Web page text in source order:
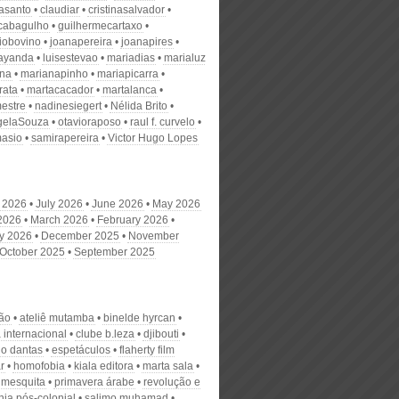
claudiar
cristinasalvador
guilhermecartaxo
joanapereira
joanapires
luisestevao mariadias
marialuz
marianapinho
mariapicarra
martacacador
martalanca
nadinesiegert
Nélida Brito
otavioraposo
raul f. curvelo
samirapereira Victor Hugo Lopes
July 2026 June 2026
May 2026
March 2026
February 2026
2026
December 2025
November
October 2025
September 2025
ateliê mutamba
binelde hyrcan
internacional
clube b.leza
djibouti
dantas
espetáculos
flaherty film
homofobia kiala editora
marta sala
primavera árabe
revolução e